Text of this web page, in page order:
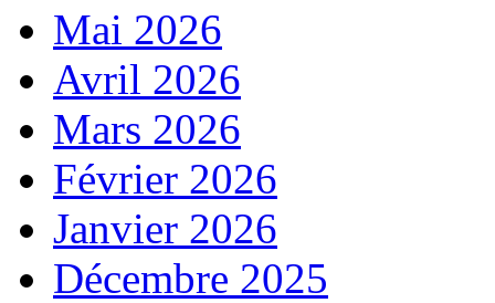
Mai 2026
Avril 2026
Mars 2026
Février 2026
Janvier 2026
Décembre 2025